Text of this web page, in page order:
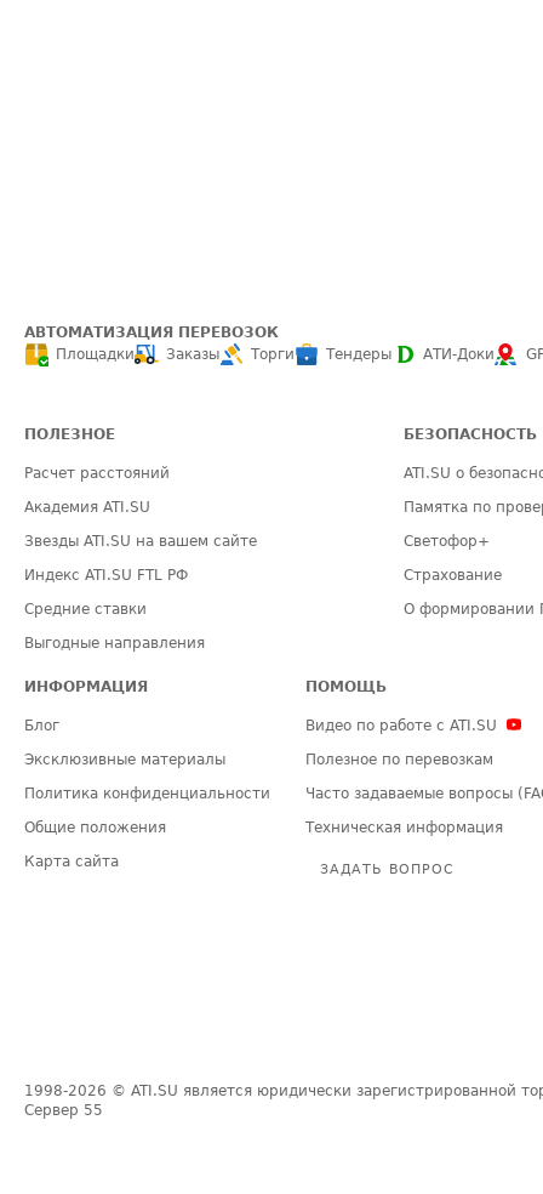
АВТОМАТИЗАЦИЯ ПЕРЕВОЗОК
Площадки
Заказы Торги Тендеры АТИ-Доки
ПОЛЕЗНОЕ
Расчет расстояний
Академия ATI.SU
Звезды ATI.SU на вашем сайте
Индекс ATI.SU FTL РФ
Средние ставки
Выгодные направления
БЕЗОПАСНОСТЬ
ATI.SU о
Памятка по
Светофор+
Страхование
О формировании
ИНФОРМАЦИЯ
Блог
Эксклюзивные материалы
Политика конфиденциальности
Общие положения
Карта сайта
ПОМОЩЬ
Видео по работе с ATI.SU
Полезное по перевозкам
Часто задаваемые вопросы
Техническая информация
ЗАДАТЬ ВОПРОС
1998-2026 © ATI.SU является юридически зарегистрированной
Сервер 55